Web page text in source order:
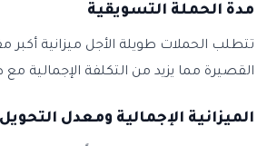
مدة الحملة التسويقية
تتطلب الحملات طويلة الأجل ميزانية أكبر
القصيرة مما يزيد من التكلفة الإجمالية مع
الميزانية الإجمالية ومعدل التحويل